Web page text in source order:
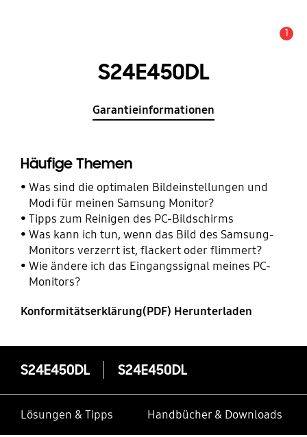
1
S24E450DL
Garantieinformationen
Häufige Themen
Was sind die optimalen Bildeinstellungen und
Modi für meinen Samsung Monitor?
Tipps zum Reinigen des PC-Bildschirms
Was kann ich tun, wenn das Bild des Samsung-
Monitors verzerrt ist, flackert oder flimmert?
Wie ändere ich das Eingangssignal meines PC-
Monitors?
Konformitätserklärung(PDF) Herunterladen
S24E450DL S24E450DL
Lösungen & Tipps Handbücher & Downloads